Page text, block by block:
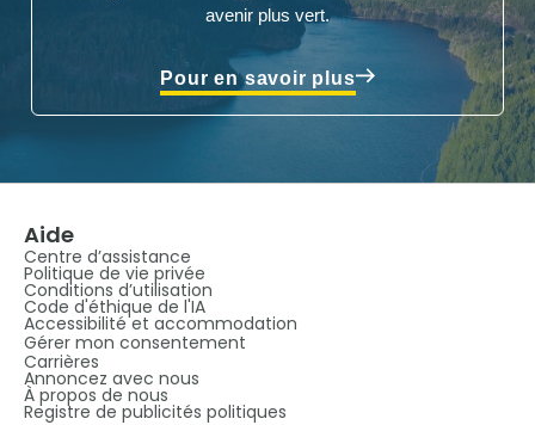
avenir plus vert.
Pour en savoir plus
Aide
Centre d’assistance
Politique de vie privée
Conditions d’utilisation
Code d'éthique de l'IA
Accessibilité et accommodation
Gérer mon consentement
Carrières
Annoncez avec nous
À propos de nous
Registre de publicités politiques